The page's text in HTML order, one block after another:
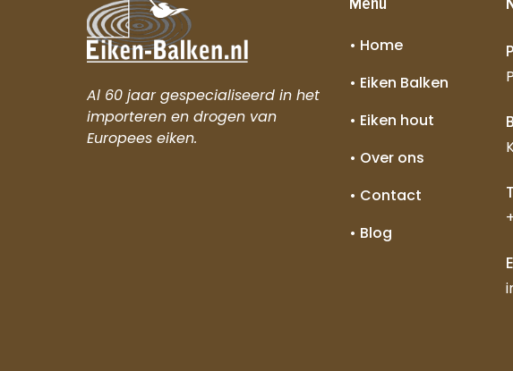
Al 60 jaar gespecialiseerd in het
importeren en drogen van
Europees eiken.
• Home
• Eiken Balken
• Eiken hout
• Over ons
• Contact
• Blog